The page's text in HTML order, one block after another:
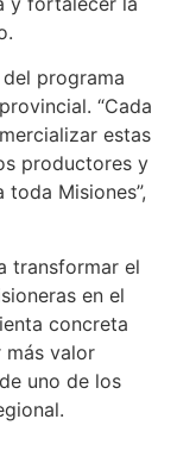
programa
“Cada
estas
productores y
Misiones”,
transformar el
en el
concreta
más valor
uno de los